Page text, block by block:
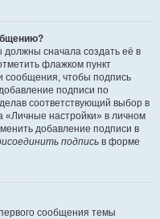
сначала создать её в
флажком пункт
сообщения, чтобы подпись
подписи по
соответствующий выбор в
«Личные настройки» в личном
добавление подписи в
подпись в форме
сообщения темы